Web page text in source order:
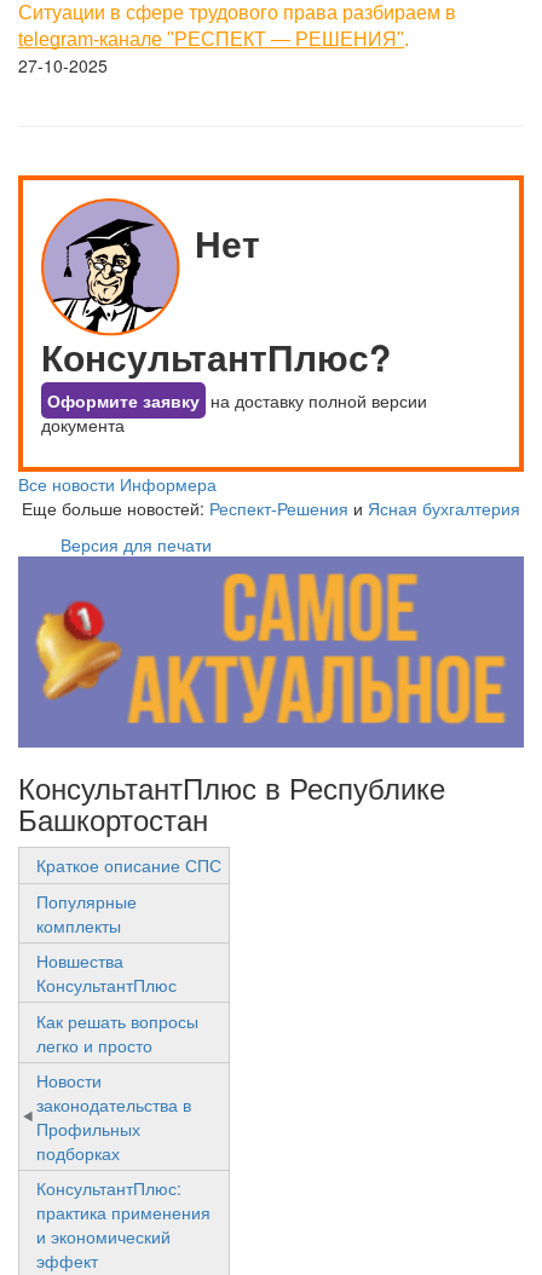
Ситуации в сфере трудового права разбираем в
telegram-канале "РЕСПЕКТ — РЕШЕНИЯ".
27-10-2025
Нет
КонсультантПлюс?
Оформите заявку на доставку полной версии
документа
Все новости Информера
Еще больше новостей: Респект-Решения и Ясная бухгалтерия
Версия для печати
КонсультантПлюс в Республике
Башкортостан
Краткое описание СПС
Популярные
комплекты
Новшества
КонсультантПлюс
Как решать вопросы
легко и просто
Новости
законодательства в
Профильных
подборках
КонсультантПлюс:
практика применения
и экономический
эффект